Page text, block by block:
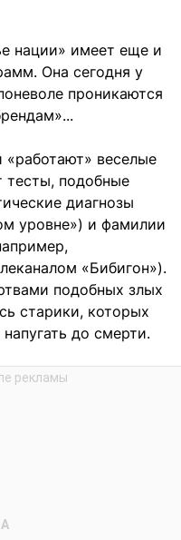
нации» имеет еще и
Она сегодня у
проникаются
веселые
подобные
диагнозы
уровне») и фамилии
«Бибигон»).
подобных злых
старики, которых
до смерти.